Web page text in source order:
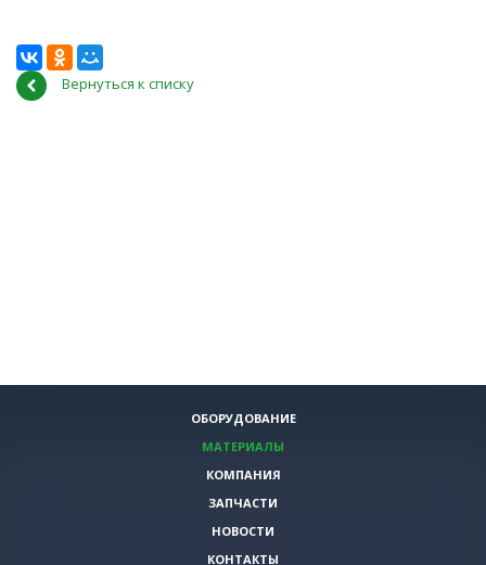
Вернуться к списку
ОБОРУДОВАНИЕ
МАТЕРИАЛЫ
КОМПАНИЯ
ЗАПЧАСТИ
НОВОСТИ
КОНТАКТЫ